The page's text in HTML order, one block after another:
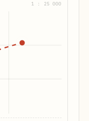
1 : 25 000